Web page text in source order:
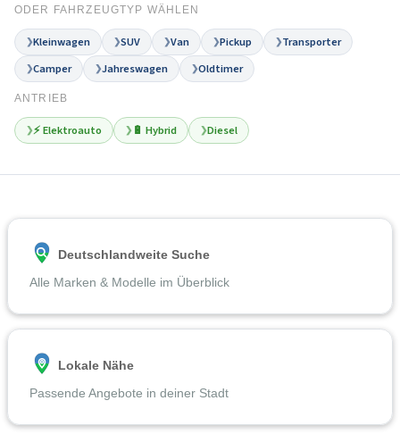
ODER FAHRZEUGTYP WÄHLEN
❯Kleinwagen ❯SUV ❯Van ❯Pickup ❯Transporter
❯Camper ❯Jahreswagen ❯Oldtimer
ANTRIEB
❯⚡ Elektroauto ❯ 🔋 Hybrid ❯Diesel
Deutschlandweite Suche
Alle Marken & Modelle im Überblick
Lokale Nähe
Passende Angebote in deiner Stadt